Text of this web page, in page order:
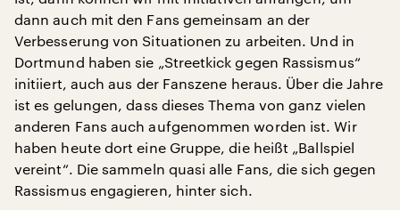
dann auch mit den Fans gemeinsam an der
Verbesserung von Situationen zu arbeiten. Und in
Dortmund haben sie „Streetkick gegen Rassismus“
initiiert, auch aus der Fanszene heraus. Über die Jahre
ist es gelungen, dass dieses Thema von ganz vielen
anderen Fans auch aufgenommen worden ist. Wir
haben heute dort eine Gruppe, die heißt „Ballspiel
vereint“. Die sammeln quasi alle Fans, die sich gegen
Rassismus engagieren, hinter sich.